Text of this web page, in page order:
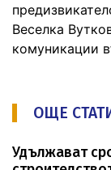
Веселка
комуникации
ОЩЕ
Удължават